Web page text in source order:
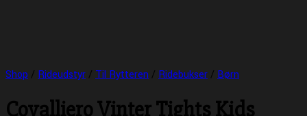
Shop / Rideudstyr / Til Rytteren / Ridebukser / Børn
Covalliero Vinter Tights Kids